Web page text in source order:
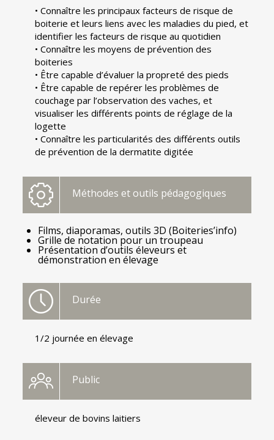
• Connaître les principaux facteurs de risque de
boiterie et leurs liens avec les maladies du pied, et
identifier les facteurs de risque au quotidien
• Connaître les moyens de prévention des
boiteries
• Être capable d’évaluer la propreté des pieds
• Être capable de repérer les problèmes de
couchage par l’observation des vaches, et
visualiser les différents points de réglage de la
logette
• Connaître les particularités des différents outils
de prévention de la dermatite digitée
Méthodes et outils pédagogiques
Films, diaporamas, outils 3D (Boiteries’info)
Grille de notation pour un troupeau
Présentation d’outils éleveurs et
démonstration en élevage
Durée
1/2 journée en élevage
Public
éleveur de bovins laitiers